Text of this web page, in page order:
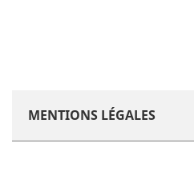
MENTIONS LÉGALES